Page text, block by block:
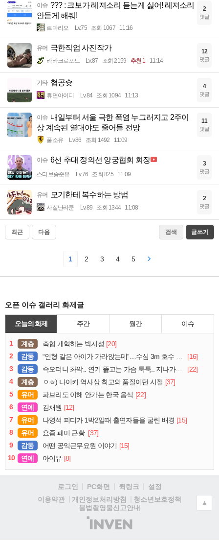
이슈 ??? : 크보가 레져소리 듣는게 싫어! 레져소리
안듣게 해줘!
르마리오 Lv.75 조회 1067 11:16
2
댓글
유머 극한직업 사진작가
라라크로포드 Lv.87 조회 2159 추천 1 11:14
12
댓글
기타 협공슛
휴면아이디 Lv.84 조회 1094 11:13
4
댓글
이슈 내일부터 서울 극한 폭염 누그러지고 2주이
상 계속된 열대야도 줄어들 전망
풀소유 Lv.86 조회 1492 11:09
11
댓글
이슈 6선 추대 정의선 양궁협회 회장
스티브승준유 Lv.76 조회 825 11:09
3
댓글
유머 모기한테 복수하는 방법
사실난라쿤 Lv.89 조회 1344 11:08
2
댓글
최근 다음 검색 글쓰기
1 2 3 4 5
오픈 이슈 갤러리 화제글
오늘의 화제 주간 월간 이슈
1 계층 축협 개혁하는 박지성 [20]
2
감동 “인형 같은 아이가 가라앉는데”…수심 3m 호수 뛰어든 60대 의인
[16]
3
감동 슥오더니 촤악.. 연기 뚫고는 가슴 툭툭.. 지나가던 아재의 정체
[22]
4
계층 ㅇㅎ) 나이키 역사상 최고의 품질이던 시절 [37]
5
유머 파브리도 이해 안가는 한국 음식 [22]
6
연예 김채원 [12]
7
유머 나영석 피디가 1박2일때 출연자들을 굴린 배경 [15]
8
유머 요즘 폐미 근황. [37]
9
감동 어떤 공익근무요원 이야기 [15]
10
연예 아이유 [8]
로그인 PC화면 퀵링크
설정
이용약관
개인정보처리방침
청소년보호정책
불법촬영물신고안내
(주)
인
▲